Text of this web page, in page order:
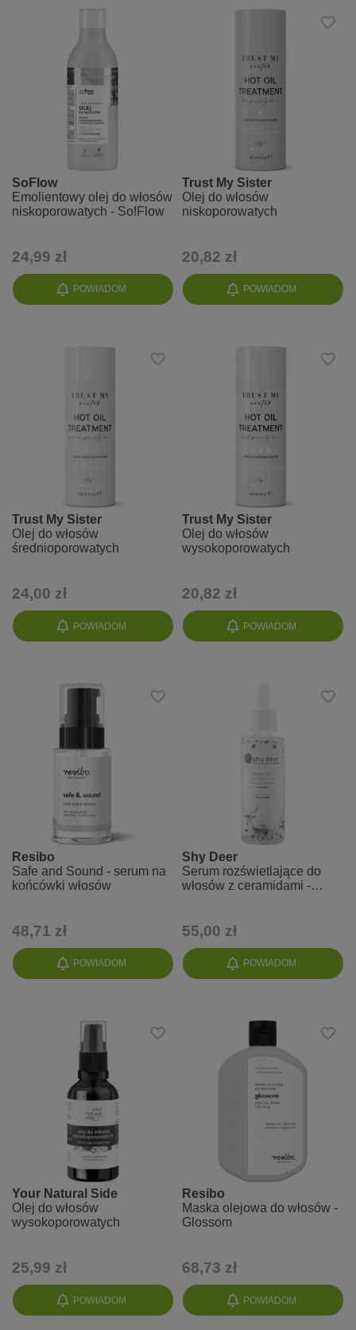
POWIADOM
SoFlow
Emolientowy olej do włosów
niskoporowatych - So!Flow
24,99 zł
POWIADOM
Trust My Sister
Olej do włosów
niskoporowatych
20,82 zł
POWIADOM
Trust My Sister
Olej do włosów
średnioporowatych
24,00 zł
POWIADOM
Trust My Sister
Olej do włosów
wysokoporowatych
20,82 zł
POWIADOM
Resibo
Safe and Sound - serum na
końcówki włosów
48,71 zł
POWIADOM
Shy Deer
Serum rozświetlające do
włosów z ceramidami -
55,00 zł
POWIADOM
Your Natural Side
Olej do włosów
wysokoporowatych
25,99 zł
POWIADOM
Resibo
Maska olejowa do włosów -
Glossom
68,73 zł